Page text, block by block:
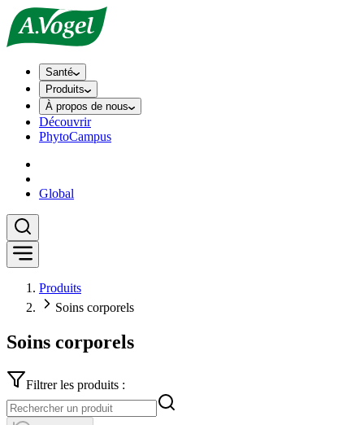
Santé
Produits
À propos de nous
Découvrir
PhytoCampus
Global
Produits
Soins corporels
Soins corporels
Filtrer les produits :